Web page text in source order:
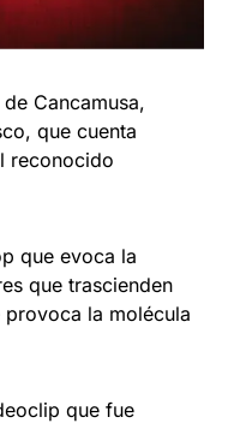
Cancamusa,
que cuenta
reconocido
que evoca la
que trascienden
la molécula
que fue